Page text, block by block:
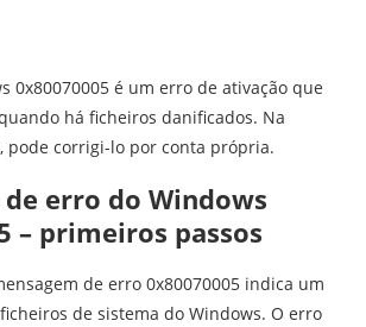
0x80070005 é um erro de ativação que
há ficheiros danificados. Na
pode corrigi-lo por conta própria.
de erro do Windows
– primeiros passos
de erro 0x80070005 indica um
de sistema do Windows. O erro